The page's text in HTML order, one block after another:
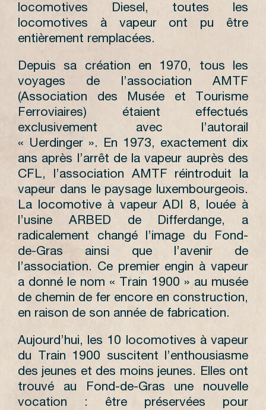
locomotives Diesel, toutes les
locomotives à vapeur ont pu être
entièrement remplacées.
Depuis sa création en 1970, tous les
voyages de l’association AMTF
(Association des Musée et Tourisme
Ferroviaires) étaient effectués
exclusivement avec l’autorail
« Uerdinger ». En 1973, exactement dix
ans après l’arrêt de la vapeur auprès des
CFL, l’association AMTF réintroduit la
vapeur dans le paysage luxembourgeois.
La locomotive à vapeur ADI 8, louée à
l’usine ARBED de Differdange, a
radicalement changé l’image du Fond-
de-Gras ainsi que l’avenir de
l’association. Ce premier engin à vapeur
a donné le nom « Train 1900 » au musée
de chemin de fer encore en construction,
en raison de son année de fabrication.
Aujourd’hui, les 10 locomotives à vapeur
du Train 1900 suscitent l’enthousiasme
des jeunes et des moins jeunes. Elles ont
trouvé au Fond-de-Gras une nouvelle
vocation : être préservées pour